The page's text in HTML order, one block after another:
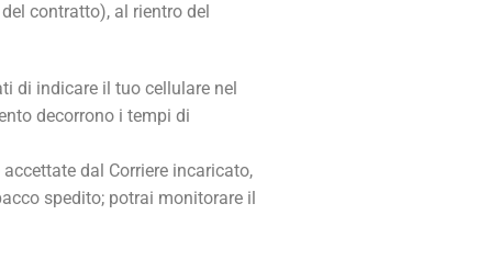
contratto), al rientro del
di indicare il tuo cellulare nel
decorrono i tempi di
dal Corriere incaricato,
spedito; potrai monitorare il